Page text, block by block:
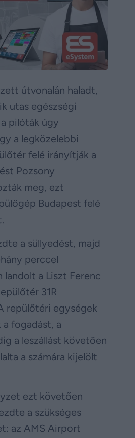
útvonalán haladt,
utas egészségi
pilóták úgy
a legközelebbi
felé irányítják a
Pozsony
meg, ezt
Budapest felé
a süllyedést, majd
perccel
landolt a Liszt Ferenc
31R
repülőtéri egységek
fogadást, a
a leszállást követően
a számára kijelölt
ezt követően
a szükséges
az AMS Airport